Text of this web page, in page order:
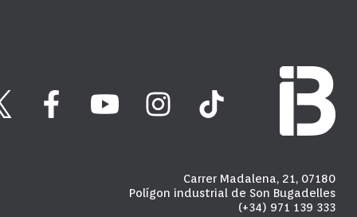
Carrer Madalena, 21, 07180
Polígon industrial de Son Bugadelles
(+34) 971 139 333